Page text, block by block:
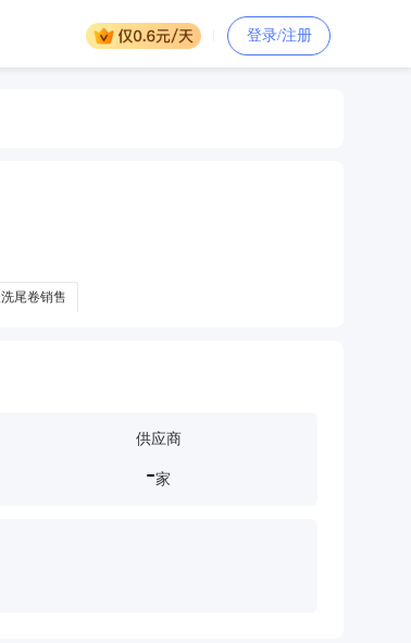
登录/注册
尾卷销售
供应商
-家